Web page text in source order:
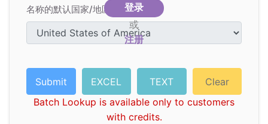
名称的默认国家/地区
Batch Lookup is available only to customers
with credits.
登录
或
注册